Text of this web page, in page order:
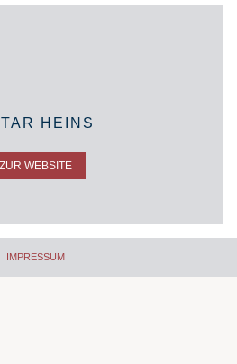
HEINS
ZUR WEBSITE
IMPRESSUM